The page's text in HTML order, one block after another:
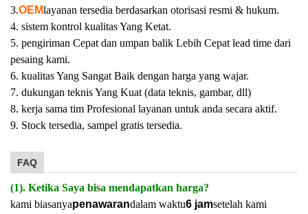
3.OEMlayanan tersedia berdasarkan otorisasi resmi & hukum.
4. sistem kontrol kualitas Yang Ketat.
5. pengiriman Cepat dan umpan balik Lebih Cepat lead time dari
pesaing kami.
6. kualitas Yang Sangat Baik dengan harga yang wajar.
7. dukungan teknis Yang Kuat (data teknis, gambar, dll)
8. kerja sama tim Profesional layanan untuk anda secara aktif.
9. Stock tersedia, sampel gratis tersedia.
FAQ
(1). Ketika Saya bisa mendapatkan harga?
kami biasanyapenawarandalam waktu6 jamsetelah kami